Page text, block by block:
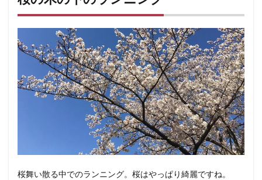
桜舞い散る中でのランニング。桜はやっぱり綺麗ですね。